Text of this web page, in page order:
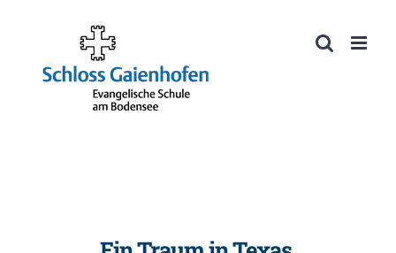
Werkzeugleiste öffnen
springen